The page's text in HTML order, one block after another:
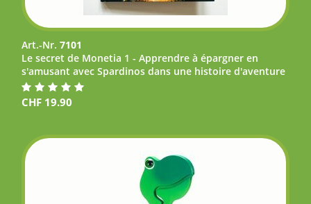
Art.-Nr. 7101
Le secret de Monetia 1 - Apprendre à épargner en
s'amusant avec Spardinos dans une histoire d'aventure
CHF 19.90